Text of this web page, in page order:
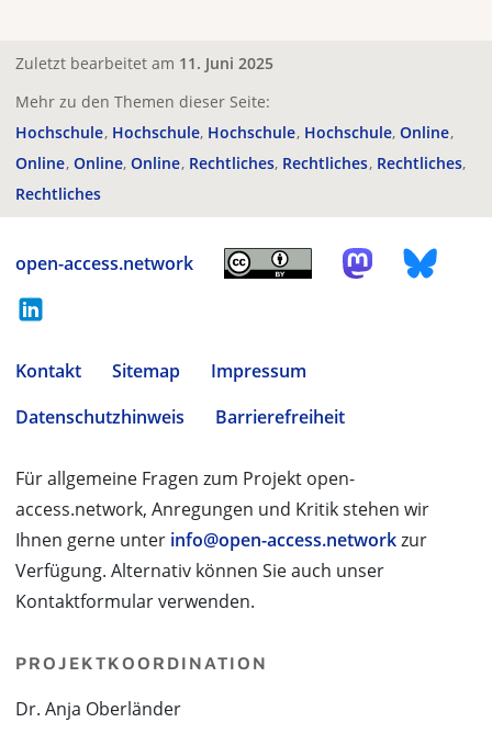
Zuletzt bearbeitet am 11. Juni 2025
Mehr zu den Themen dieser Seite:
Hochschule Hochschule Hochschule Hochschule Online
Online Online Online Rechtliches Rechtliches Rechtliches
Rechtliches
open-access.network
Kontakt Sitemap
Impressum
Datenschutzhinweis
Barrierefreiheit
Für allgemeine Fragen zum Projekt open-
access.network, Anregungen und Kritik stehen wir
Ihnen gerne unter info@open-access.networkzur
Verfügung. Alternativ können Sie auch unser
Kontaktformular verwenden.
PROJEKTKOORDINATION
Dr. Anja Oberländer